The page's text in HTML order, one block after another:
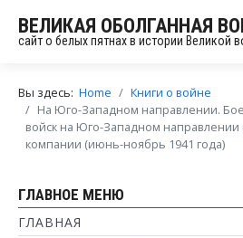
ВЕЛИКАЯ ОБОЛГАННАЯ
сайт о белых пятнах в истории Великой
Вы здесь: Home
Книги о войне
На Юго-Западном направлении.
войск на Юго-Западном направлении
компании (июнь-ноябрь 1941 года)
ГЛАВНОЕ МЕНЮ
ГЛАВНАЯ